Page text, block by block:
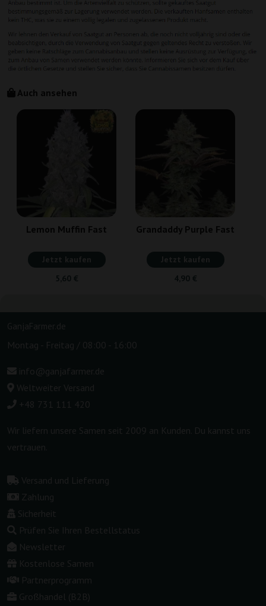
Auch ansehen
Lemon Muffin Fast
Jetzt kaufen
5,60 €
Grandaddy Purple Fast
Jetzt kaufen
4,90 €
GanjaFarmer.de
Montag - Freitag / 08:00 - 16:00
info@ganjafarmer.de
Weltweiter Versand
+48 731 111 420
Wir liefern unsere Samen seit 2009 an Kunden. Du kannst uns
vertrauen.
Versand und Lieferung
Zahlung
Sicherheit
Prüfen Sie Ihren Bestellstatus
Newsletter
Kostenlose Samen
Partnerprogramm
Großhandel (B2B)